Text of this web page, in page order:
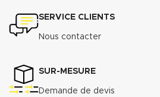
SERVICE CLIENTS
Nous contacter
SUR-MESURE
Demande de devis